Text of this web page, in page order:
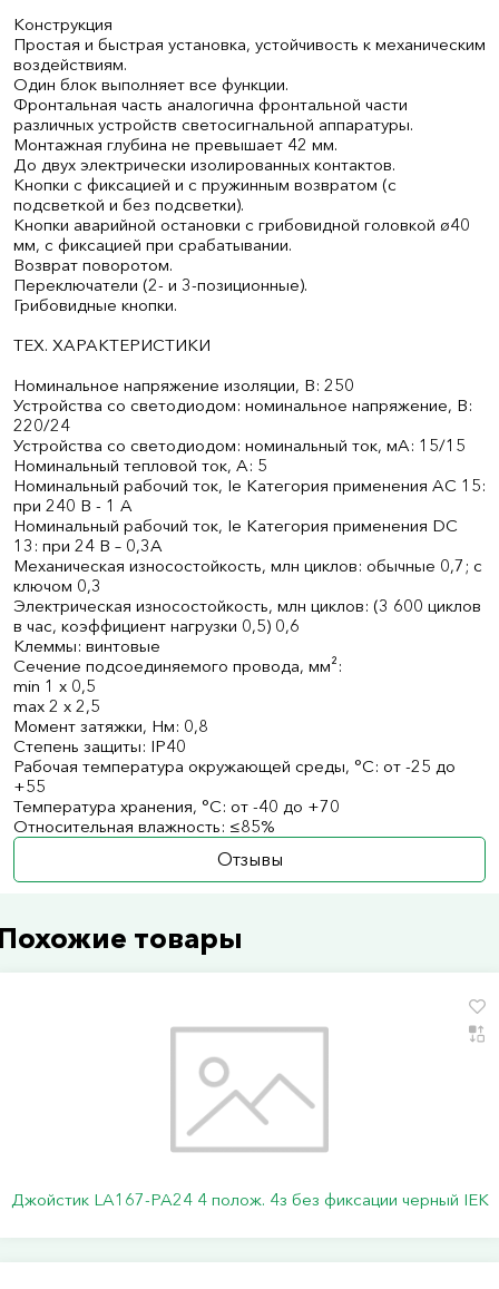
Конструкция
Простая и быстрая установка, устойчивость к механическим
воздействиям.
Один блок выполняет все функции.
Фронтальная часть аналогична фронтальной части
различных устройств светосигнальной аппаратуры.
Монтажная глубина не превышает 42 мм.
До двух электрически изолированных контактов.
Кнопки с фиксацией и с пружинным возвратом (с
подсветкой и без подсветки).
Кнопки аварийной остановки с грибовидной головкой ø40
мм, с фиксацией при срабатывании.
Возврат поворотом.
Переключатели (2- и 3-позиционные).
Грибовидные кнопки.
ТЕХ. ХАРАКТЕРИСТИКИ
Номинальное напряжение изоляции, В: 250
Устройства со светодиодом: номинальное напряжение, В:
220/24
Устройства со светодиодом: номинальный ток, мА: 15/15
Номинальный тепловой ток, А: 5
Номинальный рабочий ток, Ie Категория применения AC 15:
при 240 В - 1 A
Номинальный рабочий ток, Ie Категория применения DC
13: при 24 В – 0,3А
Механическая износостойкость, млн циклов: обычные 0,7; с
ключом 0,3
Электрическая износостойкость, млн циклов: (3 600 циклов
в час, коэффициент нагрузки 0,5) 0,6
Клеммы: винтовые
Сечение подсоединяемого провода, мм²:
min 1 x 0,5
max 2 x 2,5
Момент затяжки, Нм: 0,8
Степень защиты: IP40
Рабочая температура окружающей среды, °С: от -25 до
+55
Температура хранения, °С: от -40 до +70
Относительная влажность: ≤85%
Отзывы
товары
Джойстик LA167-PA24 4 полож. 4з без фиксации черный IEK